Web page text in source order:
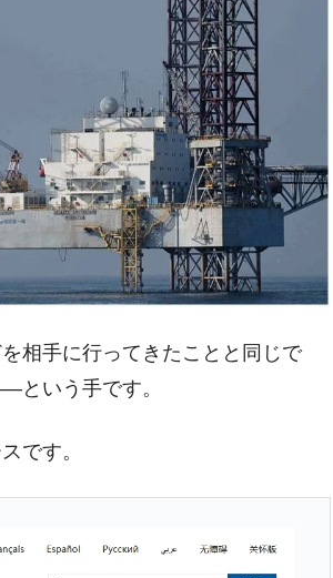
提出！⇒ クーパン問題は合衆国企業に対
言。
」当期純利益は前年同期比13.4倍に。
損が出るからできない。
ー・サーキットブレイカーの二段コンボ
用を生まない
とは？
相手に行ってきたことと同じで
という手です。
です。